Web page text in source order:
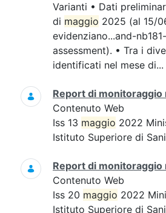
Varianti • Dati
di maggio 2025 (al 15/
evidenziano...and-
assessment). • Tra i
identificati nel mese di...
Report di monitoraggio
Contenuto Web
Iss 13 maggio 2022
Istituto Superiore di
Report di monitoraggio
Contenuto Web
Iss 20 maggio 2022
Istituto Superiore di